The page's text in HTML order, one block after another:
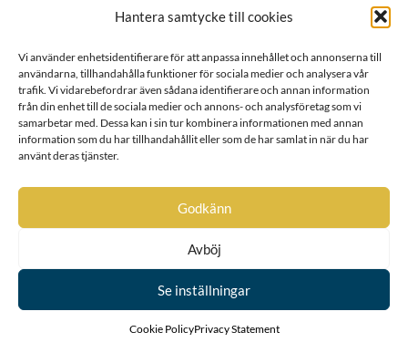
Hantera samtycke till cookies
Vi använder enhetsidentifierare för att anpassa innehållet och annonserna till
användarna, tillhandahålla funktioner för sociala medier och analysera vår
trafik. Vi vidarebefordrar även sådana identifierare och annan information
från din enhet till de sociala medier och annons- och analysföretag som vi
samarbetar med. Dessa kan i sin tur kombinera informationen med annan
information som du har tillhandahållit eller som de har samlat in när du har
använt deras tjänster.
Godkänn
Avböj
Se inställningar
Cookie PolicyPrivacy Statement
12
Horn af Kanckas
13
Natt och Dag
14
Posse
15
Ribbing
16
Boije af Gennäs
17
Hård af Segerstad
18
Falkenberg af Trystorp
Krabbe af Krageholm
22
Urne
24
Ramel
Bille af Dybeck